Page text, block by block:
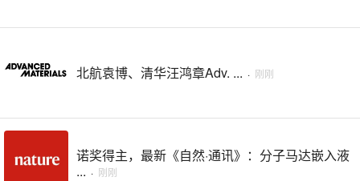
北航袁博、清华汪鸿章Adv. ... · 刚刚
诺奖得主，最新《自然·通讯》：分子马达嵌入液
... · 刚刚